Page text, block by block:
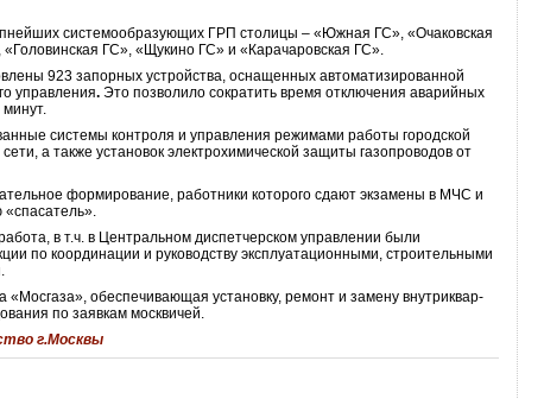
системообразующих ГРП столицы – «Южная ГС», «Очаковская
«Головинская ГС», «Щукино ГС» и «Карачаровская ГС».
923 запорных устройства, оснащенных автоматизированной
управления.Это позволило сократить время отключения аварийных
минут.
системы контроля и управления режимами работы городской
а также установок электрохимической защиты газопроводов от
формирование, работники которого сдают экзамены в МЧС и
в т.ч. в Центральном диспетчерском управлении были
по координации и руководству эксплуатационными, строительными
«Мосгаза», обеспечивающая установку, ремонт и замену внутриквар­
по заявкам москвичей.
г.Москвы